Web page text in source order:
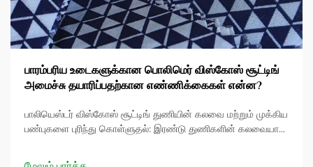
பாரம்பரிய உடைகளுக்கான பொலிமெர் விஸ்கோஸ் சூட்டிங்
அமைச்சு தயாரிப்பதற்கான எண்ணிக்கைகள் என்ன?
பாலியெஸ்டர் விஸ்கோஸ் சூட்டிங் துணியின் கலவை மற்றும் முக்கிய
பண்புகளை புரிந்து கொள்ளுதல்: இரண்டு துணிகளின் கலவையான